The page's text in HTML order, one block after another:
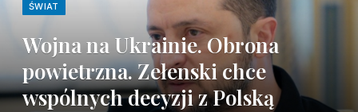
ŚWIAT
Wojna na Ukrainie. Obrona
powietrzna. Zełenski chce
wspólnych decyzji z Polską